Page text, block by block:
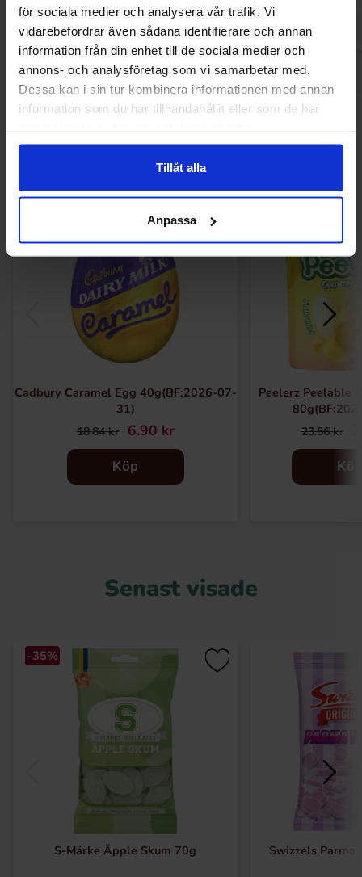
för sociala medier och analysera vår trafik. Vi
vidarebefordrar även sådana identifierare och annan
information från din enhet till de sociala medier och
annons- och analysföretag som vi samarbetar med.
Dessa kan i sin tur kombinera informationen med annan
information som du har tillhandahållit eller som de har
Tillåt alla
Anpassa
-63%
Cadbury Caramel Egg 40g(BF:2026-07-
31)
18.84 kr 6.90 kr
Köp
-66%
Peelerz Peelable
23.56 kr
Köp
Senast visade
-35%
S-Märke Äpple Skum 70g Swizzels